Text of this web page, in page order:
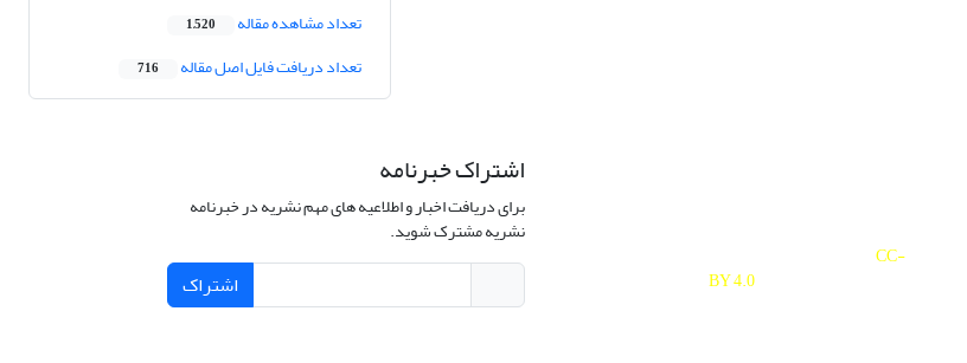
تعداد مشاهده مقاله 1,520
تعداد دریافت فایل اصل مقاله 716
CC-
BY 4.0
اشتراک خبرنامه
برای دریافت اخبار و اطلاعیه های مهم نشریه در خبرنامه
نشریه مشترک شوید.
اشتراک